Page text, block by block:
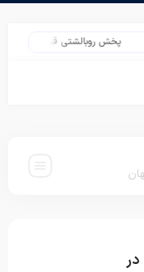
روبالشتی قیمت مناسب ایرانی